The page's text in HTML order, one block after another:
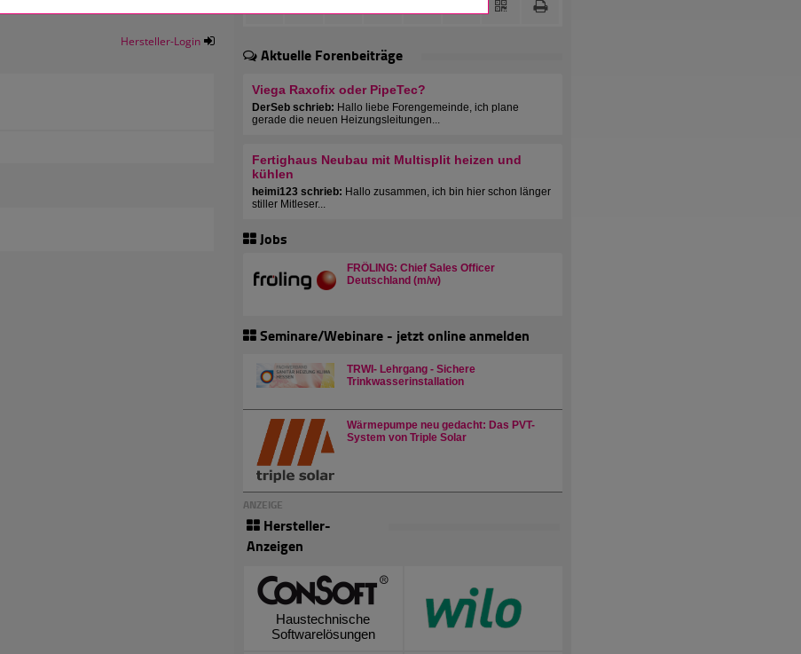
Hersteller-Login
Aktuelle Forenbeiträge
Viega Raxofix oder PipeTec?
DerSeb schrieb: Hallo liebe Forengemeinde, ich plane
gerade die neuen Heizungsleitungen...
Fertighaus Neubau mit Multisplit heizen und
kühlen
heimi123 schrieb: Hallo zusammen, ich bin hier schon länger
stiller Mitleser...
Jobs
FRÖLING: Chief Sales Officer
Deutschland (m/w)
Seminare/Webinare - jetzt online anmelden
TRWI- Lehrgang - Sichere
Trinkwasserinstallation
Wärmepumpe neu gedacht: Das PVT-
System von Triple Solar
ANZEIGE
Hersteller-
Anzeigen
Haustechnische
Softwarelösungen